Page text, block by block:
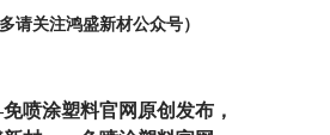
请关注鸿盛新材公众号）
喷涂塑料官网原创发布，